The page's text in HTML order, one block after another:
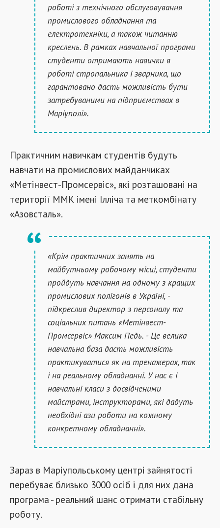
роботі з технічного обслуговування
промислового обладнання та
електротехніки, а також читанню
креслень. В рамках навчальної програми
студенти отримають навички в
роботі стропальника і зварника, що
гарантовано дасть можливість бути
затребуваними на підприємствах в
Маріуполі».
Практичним навичкам студентів будуть
навчати на промислових майданчиках
«Метінвест-Промсервіс», які розташовані на
території ММК імені Ілліча та меткомбінату
«Азовсталь».
«Крім практичних занять на
майбутньому робочому місці, студенти
пройдуть навчання на одному з кращих
промислових полігонів в Україні, -
підкреслив директор з персоналу та
соціальних питань «Метінвест-
Промсервіс» Максим Педь. - Це велика
навчальна база дасть можливість
практикуватися як на тренажерах, так
і на реальному обладнанні. У нас є і
навчальні класи з досвідченими
майстрами, інструкторами, які дадуть
необхідні ази роботи на кожному
конкретному обладнанні».
Зараз в Маріупольському центрі зайнятості
перебуває близько 3000 осіб і для них дана
програма - реальний шанс отримати стабільну
роботу.